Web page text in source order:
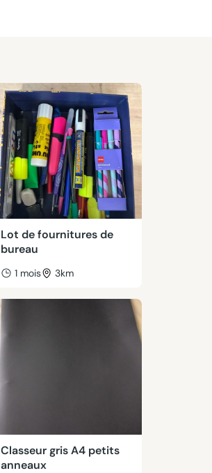
Lot de fournitures de
bureau
1 mois 3km
Classeur gris A4 petits
anneaux